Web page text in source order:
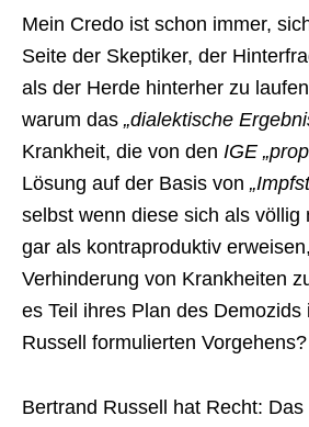
Mein Credo ist schon immer,
Seite der Skeptiker, der
als der Herde hinterher zu
warum das „dialektische
Krankheit, die von den IGE
Lösung auf der Basis von
selbst wenn diese sich als völlig
gar als kontraproduktiv
Verhinderung von Krankheiten
es Teil ihres Plan des Demozids
Russell formulierten Vorgehens?
Bertrand Russell hat Recht: Das